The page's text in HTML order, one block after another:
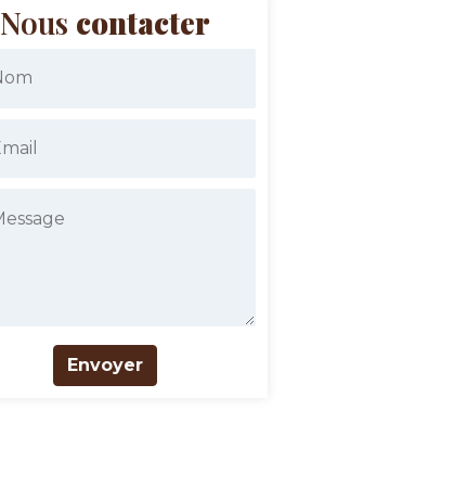
Nous contacter
Envoyer